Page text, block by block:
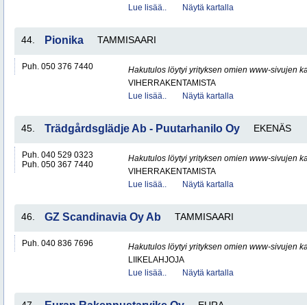
Lue lisää..
Näytä kartalla
44. Pionika TAMMISAARI
Puh. 050 376 7440
Hakutulos löytyi yrityksen omien www-sivujen
VIHERRAKENTAMISTA
Lue lisää..
Näytä kartalla
45. Trädgårdsglädje Ab - Puutarhanilo Oy EKENÄS
Puh. 040 529 0323
Puh. 050 367 7440
Hakutulos löytyi yrityksen omien www-sivujen
VIHERRAKENTAMISTA
Lue lisää..
Näytä kartalla
46. GZ Scandinavia Oy Ab TAMMISAARI
Puh. 040 836 7696
Hakutulos löytyi yrityksen omien www-sivujen
LIIKELAHJOJA
Lue lisää..
Näytä kartalla